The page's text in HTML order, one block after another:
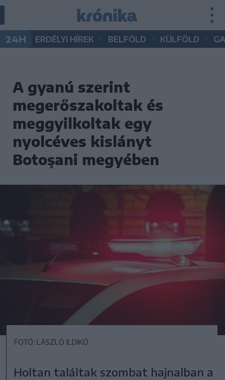
24H ERDÉLYI HÍREK BELFÖLD KÜLFÖLD
A gyanú szerint
megerőszakoltak és
meggyilkoltak egy
nyolcéves kislányt
Botoşani megyében
FOTÓ: LÁSZLÓ ILDIKÓ
Holtan találtak szombat hajnalban a